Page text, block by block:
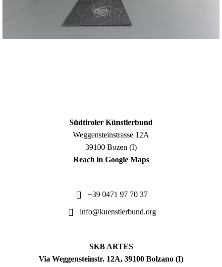
Südtiroler Künstlerbund
Weggensteinstrasse 12A
39100 Bozen (I)
Reach in Google Maps
+39 0471 97 70 37
info@kuenstlerbund.org
SKB ARTES
Via Weggensteinstr. 12A, 39100 Bolzano (I)